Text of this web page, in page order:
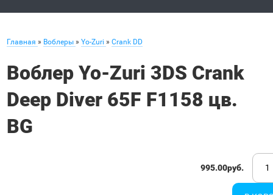
Главная » Воблеры » Yo-Zuri » Crank DD
Воблер Yo-Zuri 3DS Crank
Deep Diver 65F F1158 цв.
BG
995.00руб.